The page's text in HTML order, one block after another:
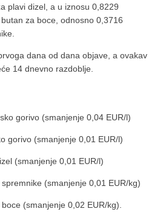
plavi dizel, a u iznosu 0,8229
za boce, odnosno 0,3716
dana od dana objave, a ovakav
14 dnevno razdoblje.
gorivo (smanjenje 0,04 EUR/l)
gorivo (smanjenje 0,01 EUR/l)
(smanjenje 0,01 EUR/l)
(smanjenje 0,01 EUR/kg)
(smanjenje 0,02 EUR/kg).